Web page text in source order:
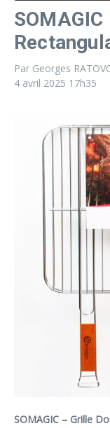
Par Georges
4 avril 2025 17h35
SOMAGIC – Grille